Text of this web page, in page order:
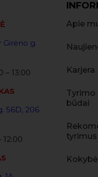
Girėno g.
– 13:00
56D, 206
12:00
Apie
Karjera
Tyrimo
būdai
tyrimus